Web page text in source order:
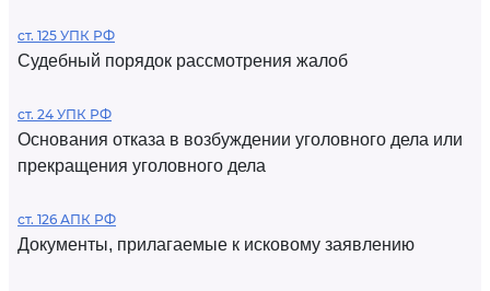
ст. 125 УПК РФ
Судебный порядок рассмотрения жалоб
ст. 24 УПК РФ
Основания отказа в возбуждении уголовного дела или
прекращения уголовного дела
ст. 126 АПК РФ
Документы, прилагаемые к исковому заявлению